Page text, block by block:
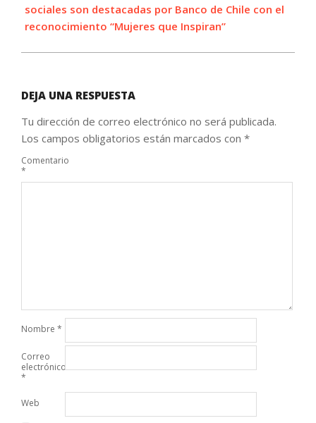
sociales son destacadas por Banco de Chile con el
reconocimiento “Mujeres que Inspiran”
DEJA UNA RESPUESTA
Tu dirección de correo electrónico no será publicada.
Los campos obligatorios están marcados con *
Comentario
*
Nombre *
Correo
electrónico
*
Web